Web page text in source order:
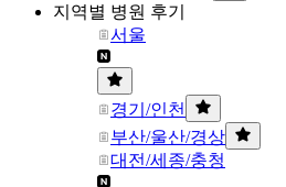
지역별 병원 후기
서울
경기/인천
부산/울산/경상
대전/세종/충청